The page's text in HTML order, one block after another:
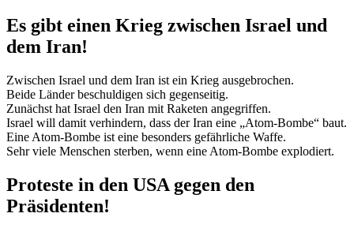
Es gibt einen Krieg zwischen Israel und
dem Iran!
Zwischen Israel und dem Iran ist ein Krieg ausgebrochen.
Beide Länder beschuldigen sich gegenseitig.
Zunächst hat Israel den Iran mit Raketen angegriffen.
Israel will damit verhindern, dass der Iran eine „Atom-Bombe“ baut.
Eine Atom-Bombe ist eine besonders gefährliche Waffe.
Sehr viele Menschen sterben, wenn eine Atom-Bombe explodiert.
Proteste in den USA gegen den
Präsidenten!